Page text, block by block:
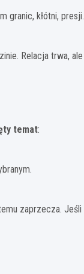
granic, kłótni, presji.
Relacja trwa, ale
temat:
zaprzecza. Jeśli